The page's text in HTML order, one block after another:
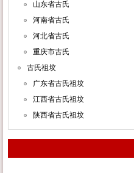
山东省古氏
河南省古氏
河北省古氏
重庆市古氏
古氏祖坟
广东省古氏祖坟
江西省古氏祖坟
陕西省古氏祖坟